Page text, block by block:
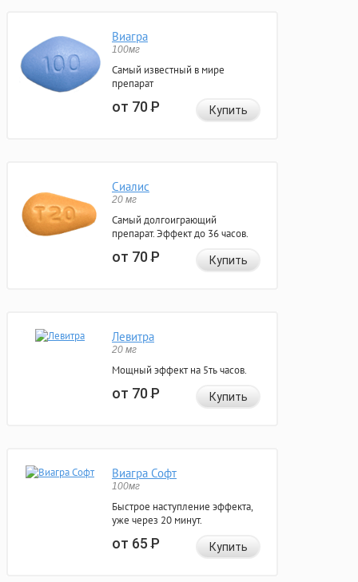
Виагра
100мг
Самый известный в мире
препарат
от 70Р Купить
Сиалис
20 мг
Самый долгоиграющий
препарат. Эффект до 36 часов.
от 70Р Купить
Левитра
20 мг
Мощный эффект на 5ть часов.
от 70Р Купить
Виагра Софт
100мг
Быстрое наступление эффекта,
уже через 20 минут.
от 65Р Купить